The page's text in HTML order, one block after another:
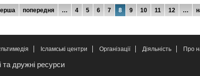
попередня … 4 5 6 7 8 9 10 11 12 …
Ісламські центри Організації Діяльність Про
та дружні ресурси